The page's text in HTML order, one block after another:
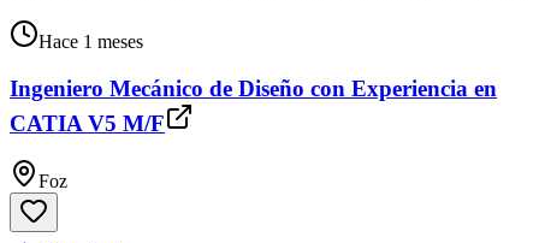
Hace 1 meses
Ingeniero Mecánico de Diseño con Experiencia en
CATIA V5 M/F
Foz